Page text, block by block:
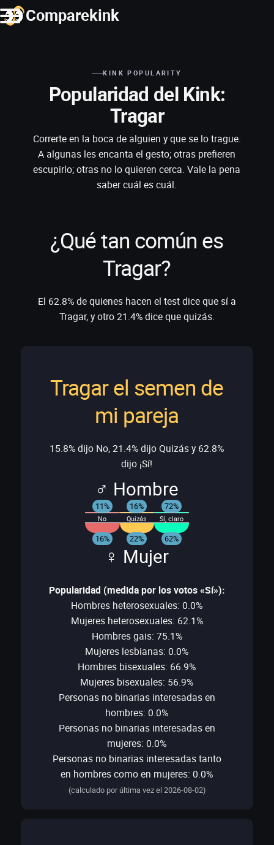
Comparekink
KINK POPULARITY
Popularidad del Kink:
Tragar
Correrte en la boca de alguien y que se lo trague.
A algunas les encanta el gesto; otras prefieren
escupirlo; otras no lo quieren cerca. Vale la pena
saber cuál es cuál.
¿Qué tan común es
Tragar?
El 62.8% de quienes hacen el test dice que sí a
Tragar, y otro 21.4% dice que quizás.
Tragar el semen de
mi pareja
15.8% dijo No, 21.4% dijo Quizás y 62.8%
dijo ¡Sí!
♂ Hombre
No
11%
Quizás
16%
Sí, claro
72%
16% 22% 62%
♀ Mujer
Popularidad (medida por los votos «Sí»):
Hombres heterosexuales: 0.0%
Mujeres heterosexuales: 62.1%
Hombres gais: 75.1%
Mujeres lesbianas: 0.0%
Hombres bisexuales: 66.9%
Mujeres bisexuales: 56.9%
Personas no binarias interesadas en
hombres: 0.0%
Personas no binarias interesadas en
mujeres: 0.0%
Personas no binarias interesadas tanto
en hombres como en mujeres: 0.0%
(calculado por última vez el 2026-08-02)